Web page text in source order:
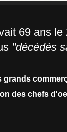
69 ans
"décédés
des chefs